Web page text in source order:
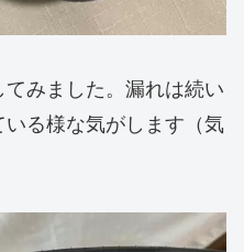
みました。漏れは続い
る様な気がします（気